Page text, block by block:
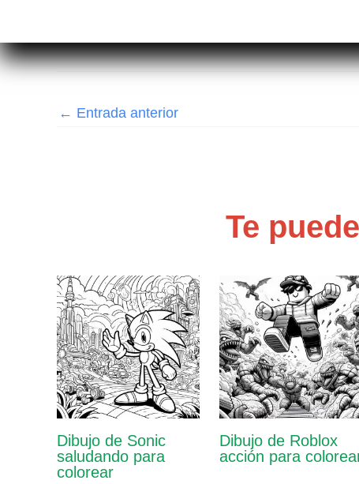
← Entrada anterior
Te
Dibujo de Sonic
saludando para
colorear
Dibujo de Roblox
acción para